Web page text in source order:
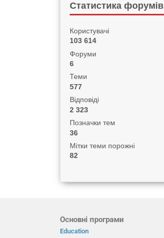
Статистика форумів
Користувачі
103 614
Форуми
6
Теми
577
Відповіді
2 323
Позначки тем
36
Мітки теми порожні
82
Основні програми
Education